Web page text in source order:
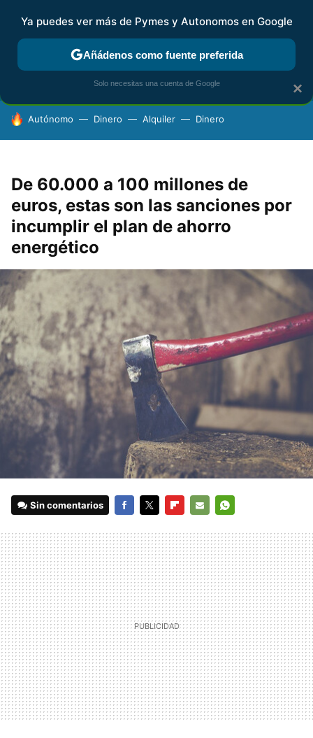
FISCALIDAD Y CONTABILIDAD KIT DIGITAL RENTA
HOY SE HABLA DE
Autónomo Dinero Alquiler Dinero
De 60.000 a 100 millones de
euros, estas son las sanciones por
incumplir el plan de ahorro
energético
Sin comentarios
MAIL
×
Ya puedes ver más de Pymes y Autonomos en Google
Añádenos como fuente preferida
Solo necesitas una cuenta de Google